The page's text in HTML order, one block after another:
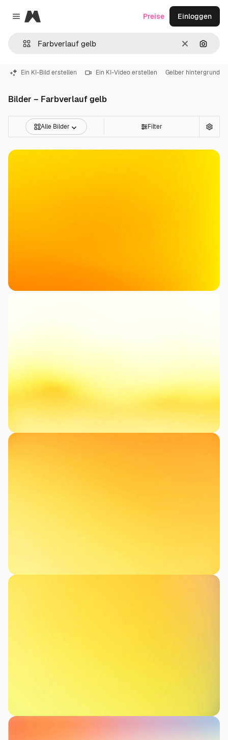
Close menu
Magnific
LöschenNach
Preise Einloggen
Ein KI-Bild erstellen Ein KI-Video erstellen Gelber hintergrund
Bilder – Farbverlauf gelb
Alle Bilder Filter